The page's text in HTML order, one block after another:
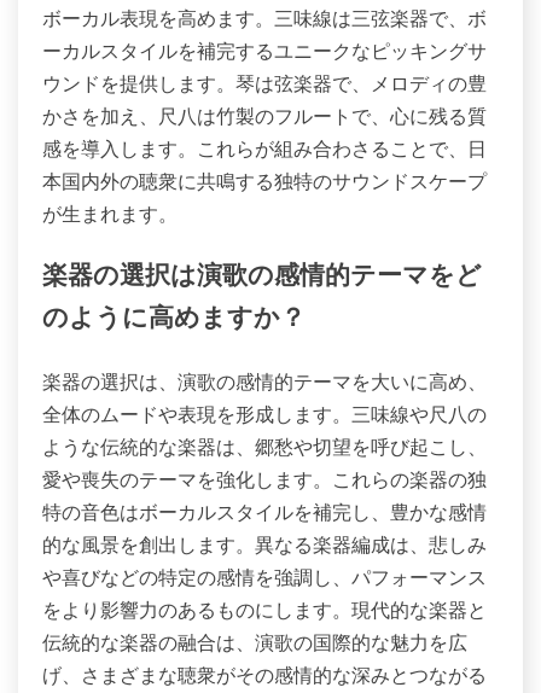
ボーカル表現を高めます。三味線は三弦楽器で、ボ
ーカルスタイルを補完するユニークなピッキングサ
ウンドを提供します。琴は弦楽器で、メロディの豊
かさを加え、尺八は竹製のフルートで、心に残る質
感を導入します。これらが組み合わさることで、日
本国内外の聴衆に共鳴する独特のサウンドスケープ
が生まれます。
楽器の選択は演歌の感情的テーマをど
のように高めますか？
楽器の選択は、演歌の感情的テーマを大いに高め、
全体のムードや表現を形成します。三味線や尺八の
ような伝統的な楽器は、郷愁や切望を呼び起こし、
愛や喪失のテーマを強化します。これらの楽器の独
特の音色はボーカルスタイルを補完し、豊かな感情
的な風景を創出します。異なる楽器編成は、悲しみ
や喜びなどの特定の感情を強調し、パフォーマンス
をより影響力のあるものにします。現代的な楽器と
伝統的な楽器の融合は、演歌の国際的な魅力を広
げ、さまざまな聴衆がその感情的な深みとつながる